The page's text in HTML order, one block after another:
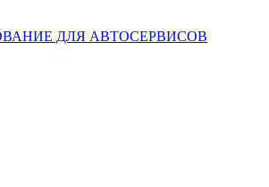
ДЛЯ АВТОСЕРВИСОВ